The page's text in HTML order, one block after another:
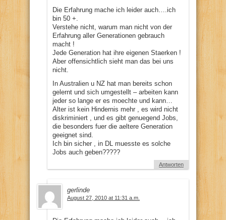
Die Erfahrung mache ich leider auch….ich
bin 50 +.
Verstehe nicht, warum man nicht von der
Erfahrung aller Generationen gebrauch
macht !
Jede Generation hat ihre eigenen Staerken !
Aber offensichtlich sieht man das bei uns
nicht.
In Australien u NZ hat man bereits schon
gelernt und sich umgestellt – arbeiten kann
jeder so lange er es moechte und kann…
Alter ist kein Hindernis mehr , es wird nicht
diskriminiert , und es gibt genuegend Jobs,
die besonders fuer die aeltere Generation
geeignet sind.
Ich bin sicher , in DL muesste es solche
Jobs auch geben?????
Antworten
gerlinde
August 27, 2010 at 11:31 a.m.